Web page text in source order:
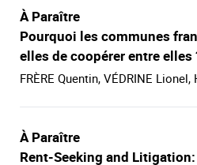
À Paraître
Pourquoi les communes
elles de coopérer entre elles
FRÈRE Quentin, VÉDRINE Lionel,
À Paraître
Rent-Seeking and